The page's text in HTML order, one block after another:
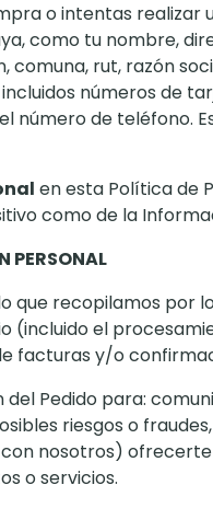
o intentas realizar
como tu nombre,
comuna, rut, razón
números de
número de teléfono.
en esta Política de
como de la
PERSONAL
que recopilamos por
(incluido el
facturas y/o
Pedido para:
riesgos o
nosotros)
o servicios.